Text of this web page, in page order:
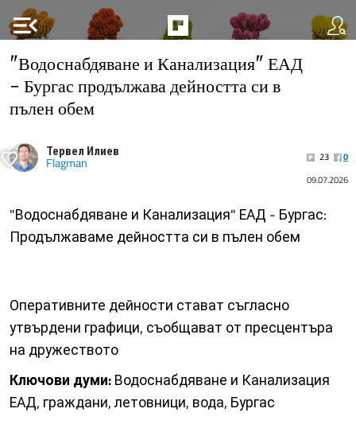
menu_open
"Водоснабдяване и Канализация" ЕАД
- Бургас продължава дейността си в
пълен обем
Тервел Илиев
Flagman 23
0
09.07.2026
"Водоснабдяване и Канализация" ЕАД - Бургас:
Продължаваме дейността си в пълен обем
Оперативните дейности стават съгласно
утвърдени графици, съобщават от пресцентъра
на дружеството
Ключови думи:Водоснабдяване и Канализация
ЕАД, граждани, летовници, вода, Бургас